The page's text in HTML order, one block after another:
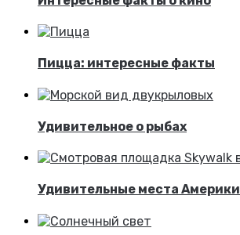
Пицца: интересные факты
Удивительное о рыбах
Удивительные места Америки